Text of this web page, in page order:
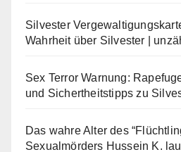
Silvester
Wahrheit über Silvester |
Sex Terror Warnung:
und Sichertheitstipps zu
Das wahre Alter des
Sexualmörders Hussein K.